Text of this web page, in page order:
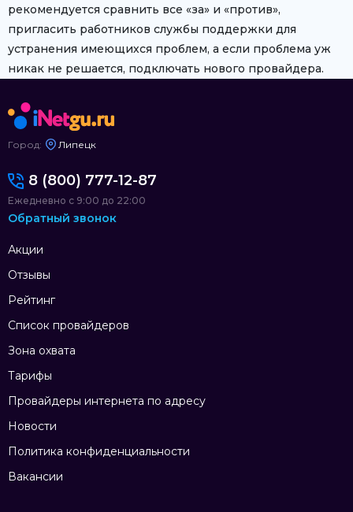
рекомендуется сравнить все «за» и «против»,
пригласить работников службы поддержки для
устранения имеющихся проблем, а если проблема уж
никак не решается, подключать нового провайдера.
Город: Липецк
Акции
Отзывы
Рейтинг
Список провайдеров
Зона охвата
Тарифы
Провайдеры интернета по адресу
Новости
Политика конфиденциальности
Вакансии
8 (800) 777-12-87
Ежедневно с 9:00 до 22:00
Обратный звонок